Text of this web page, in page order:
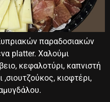
παραδοσιακών
platter. Χαλούμι
κεφαλοτύρι, καπνιστή
κιοφτέρι,